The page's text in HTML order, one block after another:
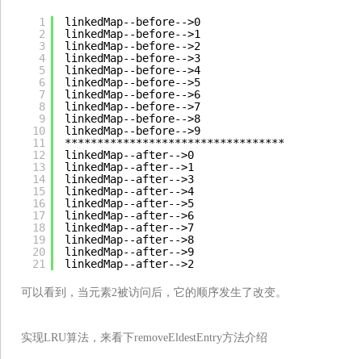
1
2
3
4
5
6
7
8
9
10
11
12
13
14
15
16
17
18
19
20
21
linkedMap--before-->0
linkedMap--before-->1
linkedMap--before-->2
linkedMap--before-->3
linkedMap--before-->4
linkedMap--before-->5
linkedMap--before-->6
linkedMap--before-->7
linkedMap--before-->8
linkedMap--before-->9
**********************************
linkedMap--after-->0
linkedMap--after-->1
linkedMap--after-->3
linkedMap--after-->4
linkedMap--after-->5
linkedMap--after-->6
linkedMap--after-->7
linkedMap--after-->8
linkedMap--after-->9
linkedMap--after-->2
可以看到，当元素2被访问后，它的顺序发生了改变。
实现LRU算法，来看下removeEldestEntry方法介绍